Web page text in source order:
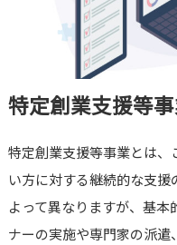
特定創業支援等
特定創業支援等事業とは
い方に対する継続的な支
よって異なりますが、基
ナーの実施や専門家の派